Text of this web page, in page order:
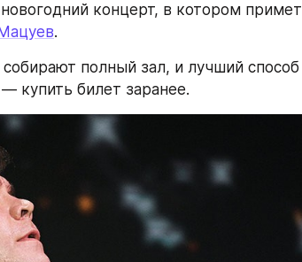
концерт, в котором примет
.
полный зал, и лучший способ
купить билет заранее.